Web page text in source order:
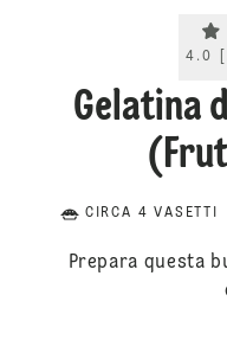
4.0
Gelatina
CIRCA 4 VASETTI
Prepara questa